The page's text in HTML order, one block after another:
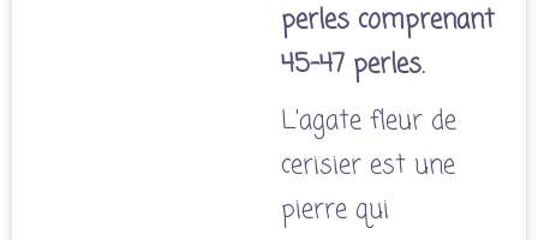
perles comprenant
45-47 perles.
L'agate fleur de
cerisier est une
pierre qui